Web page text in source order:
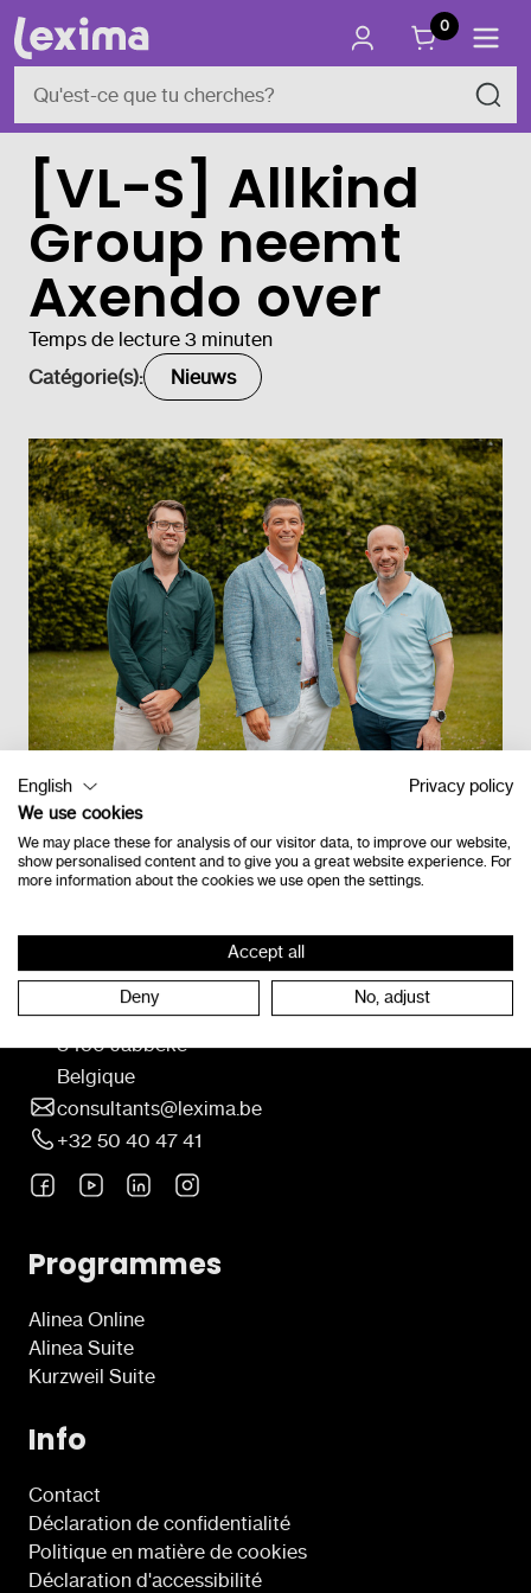
0
[VL-S] Allkind
Group neemt
Axendo over
Temps de lecture 3 minuten
Catégorie(s):
Nieuws
Vlamingveld 8
8490 Jabbeke
Belgique
consultants@lexima.be
+32 50 40 47 41
Programmes
Alinea Online
Alinea Suite
Kurzweil Suite
Info
Contact
Déclaration de confidentialité
Politique en matière de cookies
Déclaration d'accessibilité
English
Privacy policy
We use cookies
We may place these for analysis of our visitor data, to improve our website,
show personalised content and to give you a great website experience. For
more information about the cookies we use open the settings.
Accept all
Deny No, adjust